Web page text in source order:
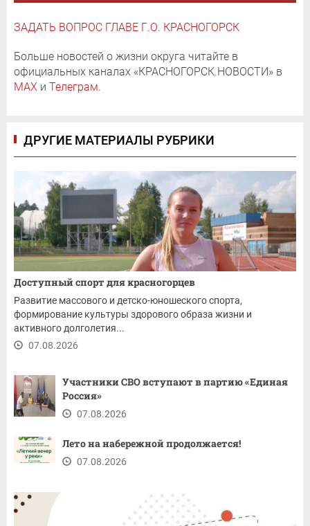
ЗАДАТЬ ВОПРОС ГЛАВЕ Г.О. КРАСНОГОРСК
Больше новостей о жизни округа читайте в
официальных каналах «КРАСНОГОРСК.НОВОСТИ» в
MAX и Телеграм.
ДРУГИЕ МАТЕРИАЛЫ РУБРИКИ
Доступный спорт для красногорцев
Развитие массового и детско-юношеского спорта,
формирование культуры здорового образа жизни и
активного долголетия...
07.08.2026
Участники СВО вступают в партию «Единая
Россия»
07.08.2026
Лето на набережной продолжается!
07.08.2026